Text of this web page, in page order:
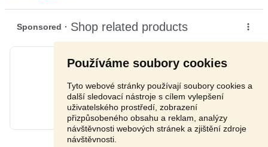
Používáme soubory cookies
Tyto webové stránky používají soubory cookies a
další sledovací nástroje s cílem vylepšení
uživatelského prostředí, zobrazení
přizpůsobeného obsahu a reklam, analýzy
návštěvnosti webových stránek a zjištění zdroje
návštěvnosti.